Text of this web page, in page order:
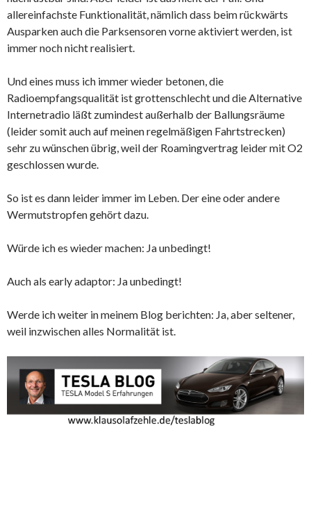
allereinfachste Funktionalität, nämlich dass beim rückwärts
Ausparken auch die Parksensoren vorne aktiviert werden, ist
immer noch nicht realisiert.
Und eines muss ich immer wieder betonen, die
Radioempfangsqualität ist grottenschlecht und die Alternative
Internetradio läßt zumindest außerhalb der Ballungsräume
(leider somit auch auf meinen regelmäßigen Fahrtstrecken)
sehr zu wünschen übrig, weil der Roamingvertrag leider mit O2
geschlossen wurde.
So ist es dann leider immer im Leben. Der eine oder andere
Wermutstropfen gehört dazu.
Würde ich es wieder machen: Ja unbedingt!
Auch als early adaptor: Ja unbedingt!
Werde ich weiter in meinem Blog berichten: Ja, aber seltener,
weil inzwischen alles Normalität ist.